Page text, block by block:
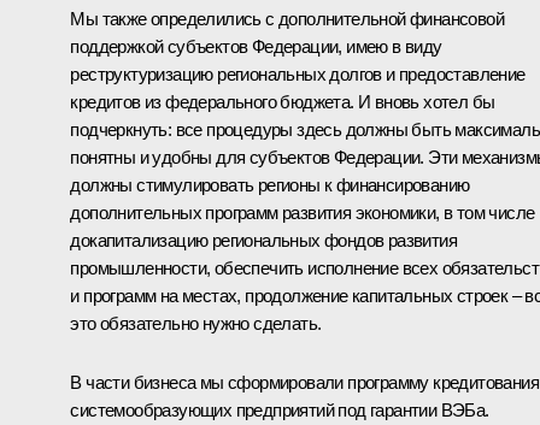
Мы также определились с дополнительной финансовой
поддержкой субъектов Федерации, имею в виду
реструктуризацию региональных долгов и предоставление
кредитов из федерального бюджета. И вновь хотел бы
подчеркнуть: все процедуры здесь должны быть
понятны и удобны для субъектов Федерации. Эти
должны стимулировать регионы к финансированию
дополнительных программ развития экономики, в том числе
докапитализацию региональных фондов развития
промышленности, обеспечить исполнение всех
и программ на местах, продолжение капитальных строек –
это обязательно нужно сделать.
В части бизнеса мы сформировали программу кредитования
системообразующих предприятий под гарантии ВЭБа.